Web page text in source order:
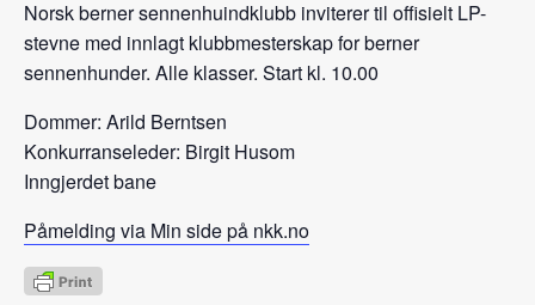
Norsk berner sennenhuindklubb inviterer til offisielt LP-
stevne med innlagt klubbmesterskap for berner
sennenhunder. Alle klasser. Start kl. 10.00
Dommer: Arild Berntsen
Konkurranseleder: Birgit Husom
Inngjerdet bane
Påmelding via Min side på nkk.no